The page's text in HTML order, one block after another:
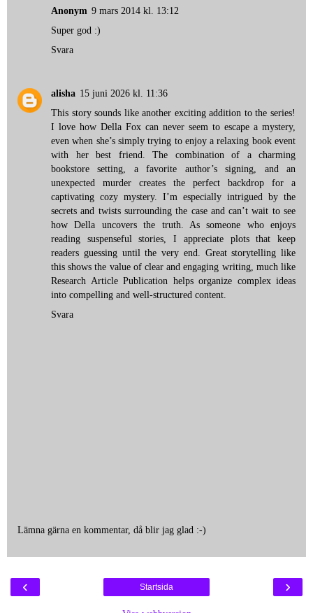
Anonym 9 mars 2014 kl. 13:12
Super god :)
Svara
alisha 15 juni 2026 kl. 11:36
This story sounds like another exciting addition to the series!
I love how Della Fox can never seem to escape a mystery,
even when she’s simply trying to enjoy a relaxing book event
with her best friend. The combination of a charming
bookstore setting, a favorite author’s signing, and an
unexpected murder creates the perfect backdrop for a
captivating cozy mystery. I’m especially intrigued by the
secrets and twists surrounding the case and can’t wait to see
how Della uncovers the truth. As someone who enjoys
reading suspenseful stories, I appreciate plots that keep
readers guessing until the very end. Great storytelling like
this shows the value of clear and engaging writing, much like
Research Article Publication helps organize complex ideas
into compelling and well-structured content.
Svara
Lämna gärna en kommentar, då blir jag glad :-)
‹ ›
Startsida